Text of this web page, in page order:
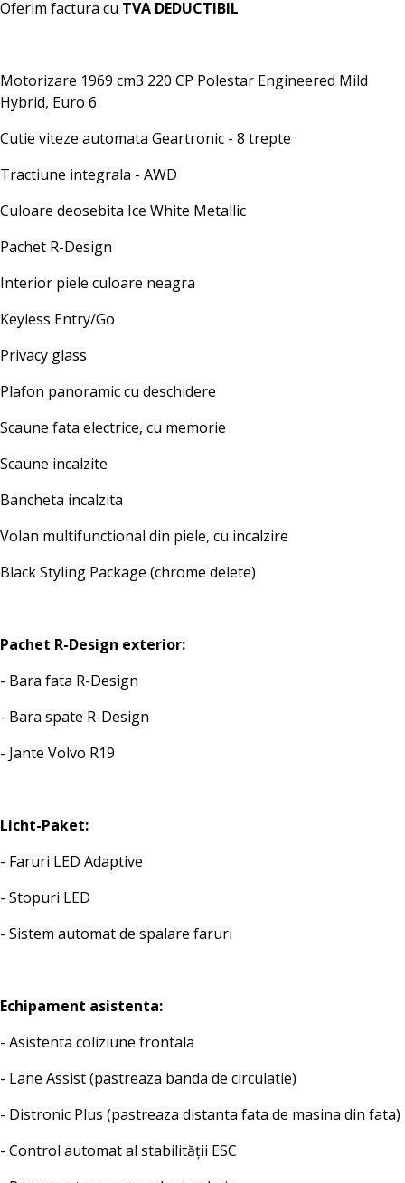
Oferim factura cu TVA DEDUCTIBIL
Motorizare 1969 cm3 220 CP Polestar Engineered Mild
Hybrid, Euro 6
Cutie viteze automata Geartronic - 8 trepte
Tractiune integrala - AWD
Culoare deosebita Ice White Metallic
Pachet R-Design
Interior piele culoare neagra
Keyless Entry/Go
Privacy glass
Plafon panoramic cu deschidere
Scaune fata electrice, cu memorie
Scaune incalzite
Bancheta incalzita
Volan multifunctional din piele, cu incalzire
Black Styling Package (chrome delete)
Pachet R-Design exterior:
- Bara fata R-Design
- Bara spate R-Design
- Jante Volvo R19
Licht-Paket:
- Faruri LED Adaptive
- Stopuri LED
- Sistem automat de spalare faruri
Echipament asistenta:
- Asistenta coliziune frontala
- Lane Assist (pastreaza banda de circulatie)
- Distronic Plus (pastreaza distanta fata de masina din fata)
- Control automat al stabilității ESC